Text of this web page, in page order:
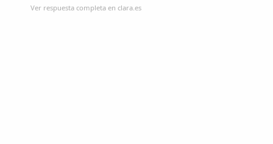
Ver respuesta completa en clara.es